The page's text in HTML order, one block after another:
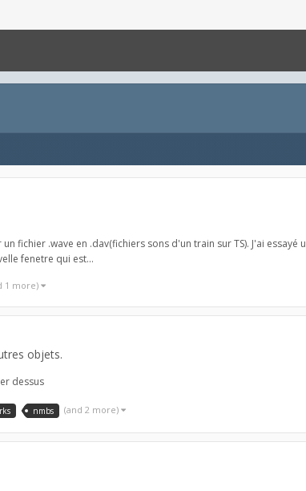
fichier .wave en .dav(fichiers sons d'un train sur TS). J'ai
fenetre qui est...
1 more)
objets.
dessus
nmbs (and 2 more)